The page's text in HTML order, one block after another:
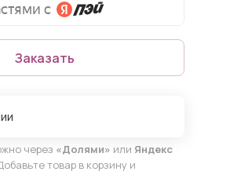
Заказать
через «Долями» или Яндекс
товар в корзину и